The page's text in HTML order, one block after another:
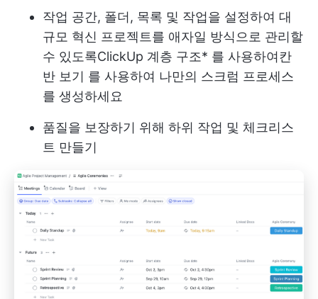
작업 공간, 폴더, 목록 및 작업을 설정하여 대
규모 혁신 프로젝트를 애자일 방식으로 관리할
수 있도록ClickUp 계층 구조* 를 사용하여칸
반 보기 를 사용하여 나만의 스크럼 프로세스
를 생성하세요
품질을 보장하기 위해 하위 작업 및 체크리스
트 만들기